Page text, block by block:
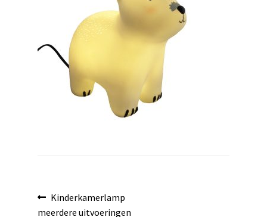
Bericht
Vorig
bericht:
Kinderkamerlamp
meerdere uitvoeringen